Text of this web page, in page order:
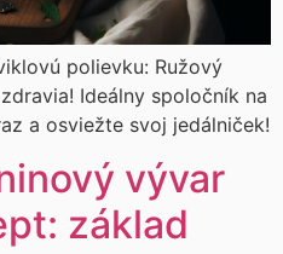
polievku: Ružový
Ideálny spoločník na
a osviežte svoj jedálniček!
vývar
základ